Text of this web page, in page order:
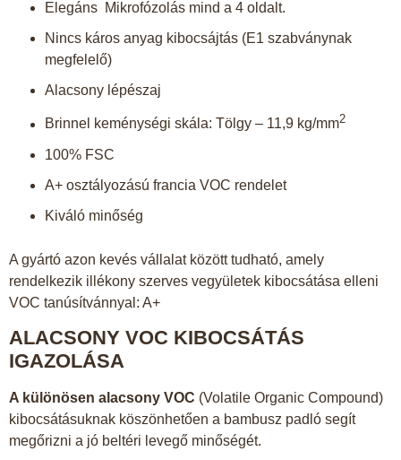
Elegáns Mikrofózolás mind a 4 oldalt.
Nincs káros anyag kibocsájtás (E1 szabványnak
megfelelő)
Alacsony lépészaj
Brinnel keménységi skála: Tölgy – 11,9 kg/mm2
100% FSC
A+ osztályozású francia VOC rendelet
Kiváló minőség
A gyártó azon kevés vállalat között tudható, amely
rendelkezik illékony szerves vegyületek kibocsátása elleni
VOC tanúsítvánnyal: A+
ALACSONY VOC KIBOCSÁTÁS
IGAZOLÁSA
A különösen alacsony VOC (Volatile Organic Compound)
kibocsátásuknak köszönhetően a bambusz padló segít
megőrizni a jó beltéri levegő minőségét.